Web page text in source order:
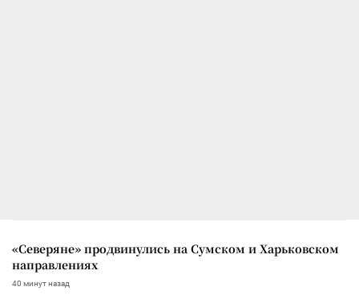
«Северяне» продвинулись на Сумском и Харьковском
направлениях
40 минут назад